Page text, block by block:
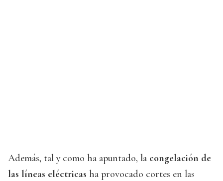
Además, tal y como ha apuntado, la congelación de
las líneas eléctricas ha provocado cortes en las